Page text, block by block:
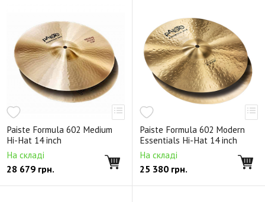
Paiste Sound Technology PST 3
Paiste Sound Technology PST 5
Paiste Sound Technology PST 7
Paiste Sound Technology PST 8
Paiste Sound Technology PST-X
RUDE
Signature
Signature Reflector
Paiste Formula 602 Medium
Hi-Hat 14 inch
На складі
28 679 грн.
Paiste Formula 602 Modern
Essentials Hi-Hat 14 inch
На складі
25 380 грн.